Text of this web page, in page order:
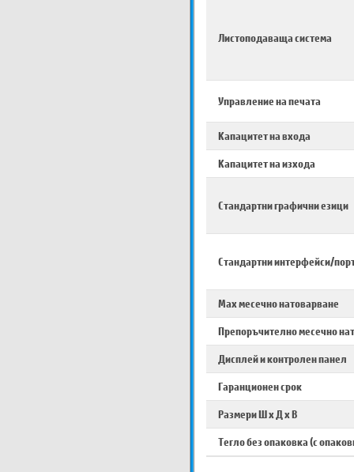
Листоподаваща система
Управление на печата
Капацитет на входа
Капацитет на изхода
Стандартни графични езици
Стандартни интерфейси/
Max месечно натоварване
Препоръчително месечно
Дисплей и контролен панел
Гаранционен срок
Размери Ш х Д х В
Тегло без опаковка (с